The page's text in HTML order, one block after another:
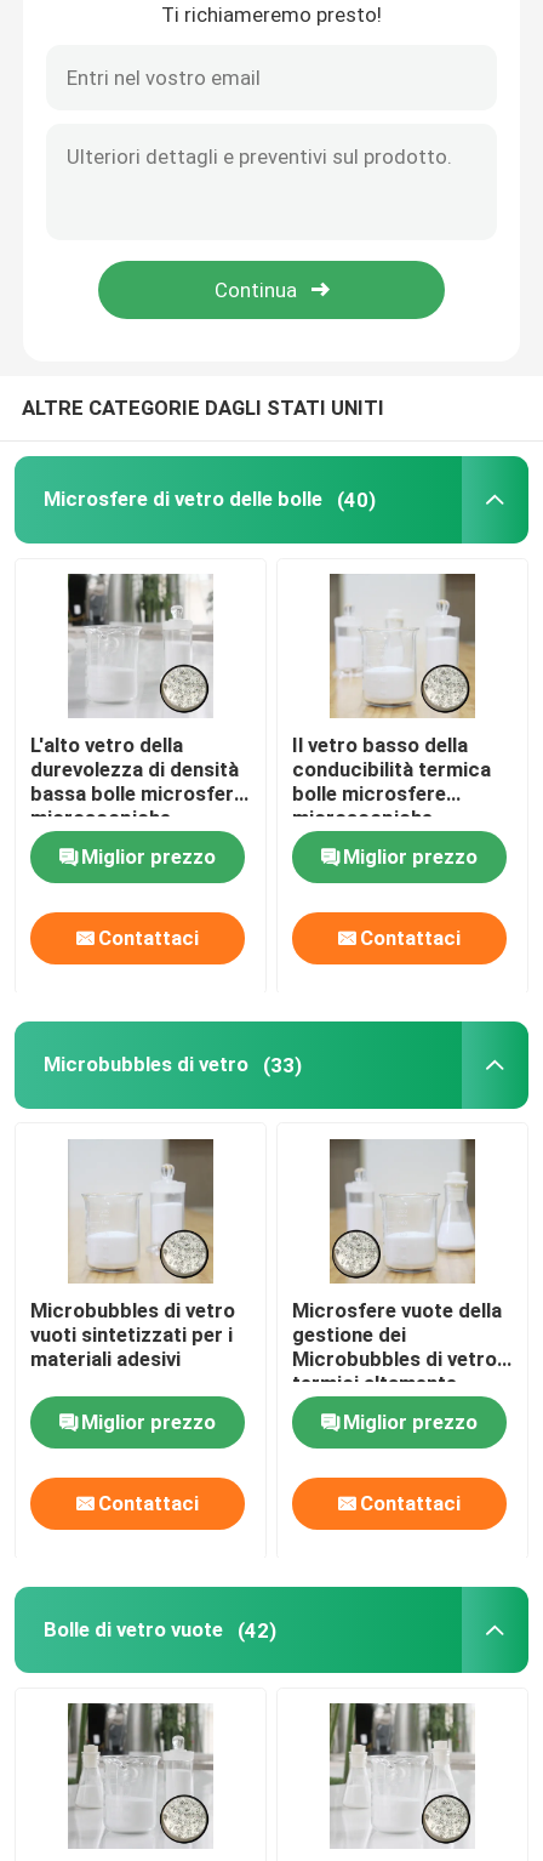
Ti richiameremo presto!
ALTRE CATEGORIE DAGLI STATI UNITI
Microsfere di vetro delle bolle (40)
L'alto vetro della
durevolezza di densità
bassa bolle microsfere
microscopiche
Miglior prezzo
Contattaci
Il vetro basso della
conducibilità termica
bolle microsfere
microscopiche
Miglior prezzo
Contattaci
Microbubbles di vetro (33)
Microbubbles di vetro
vuoti sintetizzati per i
materiali adesivi
Miglior prezzo
Contattaci
Microsfere vuote della
gestione dei
Microbubbles di vetro
termici altamente
riflettenti dei composti
Miglior prezzo
Contattaci
Bolle di vetro vuote (42)